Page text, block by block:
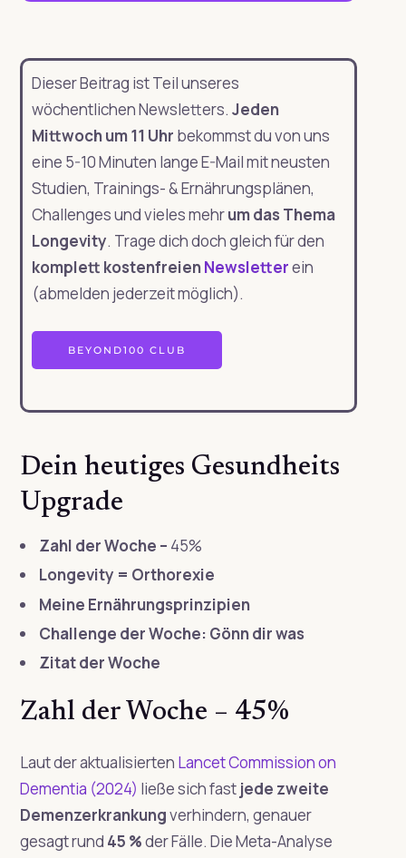
Dieser Beitrag ist Teil unseres
wöchentlichen Newsletters. Jeden
Mittwoch um 11 Uhr bekommst du von uns
eine 5-10 Minuten lange E-Mail mit neusten
Studien, Trainings- & Ernährungsplänen,
Challenges und vieles mehrum das Thema
Longevity. Trage dich doch gleich für den
komplett kostenfreienNewsletterein
(abmelden jederzeit möglich).
BEYOND100 CLUB
Dein heutiges Gesundheits
Upgrade
Zahl der Woche – 45%
Longevity = Orthorexie
Meine Ernährungsprinzipien
Challenge der Woche: Gönn dir was
Zitat der Woche
Zahl der Woche – 45%
Laut der aktualisierten Lancet Commission on
Dementia (2024) ließe sich fast jede zweite
Demenzerkrankungverhindern, genauer
gesagt rund 45 %der Fälle. Die Meta-Analyse